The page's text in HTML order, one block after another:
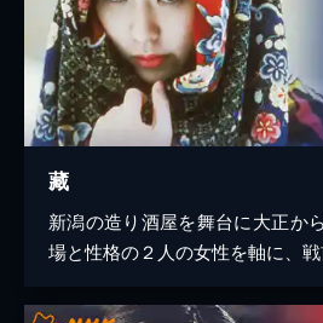
藏
新潟の造り酒屋を舞台に大正か
場と性格の２人の女性を軸に、